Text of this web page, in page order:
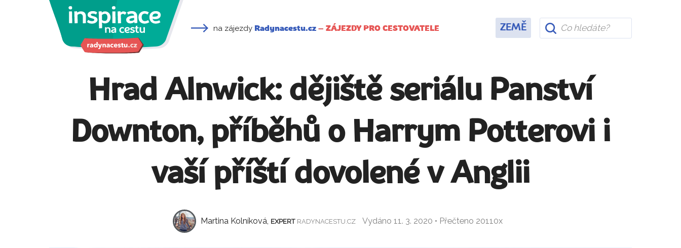
na zájezdy Radynacestu.cz – ZÁJEZDY PRO CESTOVATELE ZEMĚ
Hrad Alnwick: dějiště seriálu Panství
Downton, příběhů o Harrym Potterovi i
vaší příští dovolené v Anglii
Martina Kolníková, EXPERT RADYNACESTU.CZ Vydáno 11. 3. 2020 • Přečteno 20110x